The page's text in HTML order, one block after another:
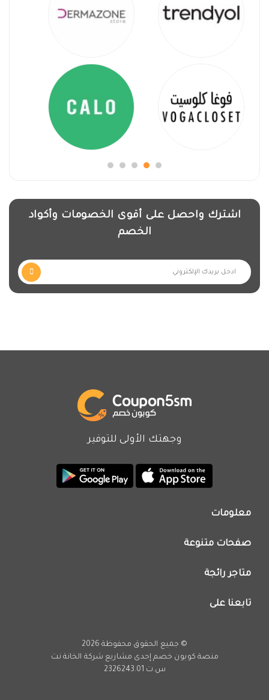
اشترك واحصل على أقوى الخصومات وأكواد
الخصم
وجهتك الأولى للتوفير
معلومات
اتصل بنا
اعلن معنا
فريق عمل كوبون خصم
صفحات متنوعة
عروض اليوم
متاجر رائجة
كود خصم نمشي
كود خصم كارفور
تابعنا على
تويتر
© جميع الحقوق محفوظة 2026
منصة كوبون خصم إحدى مشاريع شركة الخانة نت
س.ت 2326243.01